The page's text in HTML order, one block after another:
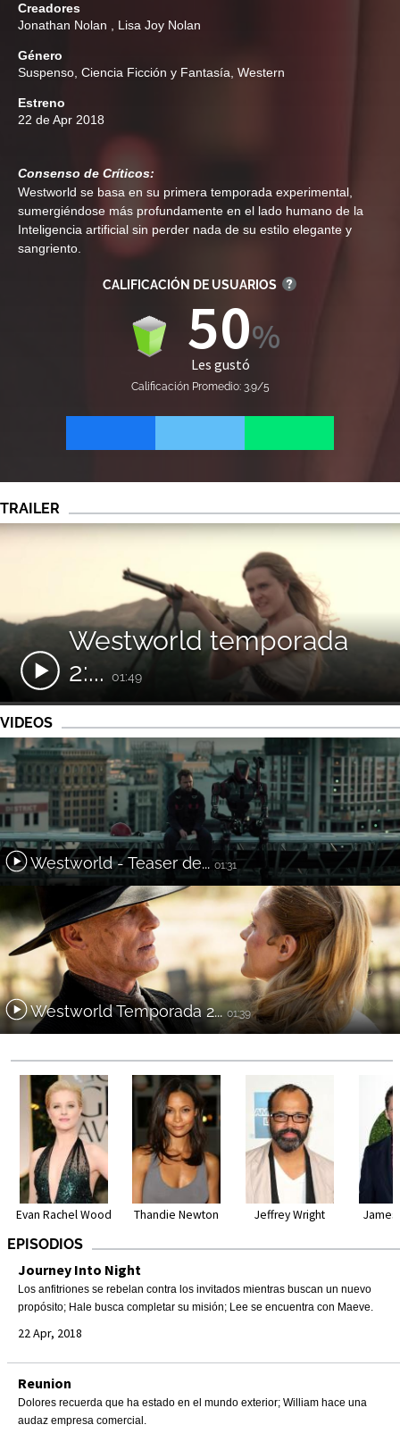
Creadores
Jonathan Nolan
Lisa Joy Nolan
Género
Suspenso Ciencia Ficción y Fantasía Western
Estreno
22 de Apr 2018
Consenso de Críticos:
Westworld se basa en su primera temporada experimental,
sumergiéndose más profundamente en el lado humano de la
Inteligencia artificial sin perder nada de su estilo elegante y
sangriento.
CALIFICACIÓN DE USUARIOS
50
Les gustó
Calificación Promedio: 3.9/5
TRAILER
Westworld temporada
2:... 01:49
VIDEOS
Westworld - Teaser de...01:31
Westworld Temporada 2...01:39
Evan Rachel Wood Thandie Newton Jeffrey Wright James
EPISODIOS
Journey Into Night
Los anfitriones se rebelan contra los invitados mientras buscan un nuevo
propósito; Hale busca completar su misión; Lee se encuentra con Maeve.
22 Apr, 2018
Reunion
Dolores recuerda que ha estado en el mundo exterior; William hace una
audaz empresa comercial.